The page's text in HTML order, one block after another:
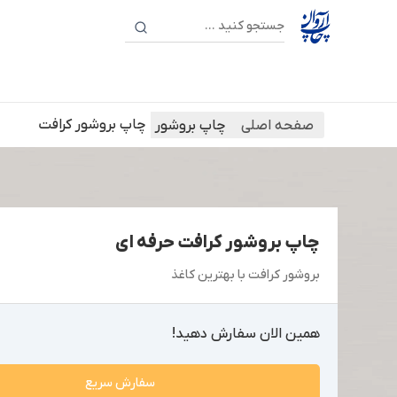
صفحه اصلی چاپ بروشور چاپ بروشور کرافت
چاپ بروشور کرافت حرفه ای
بروشور کرافت با بهترین کاغذ
همین الان سفارش دهید!
سفارش سریع